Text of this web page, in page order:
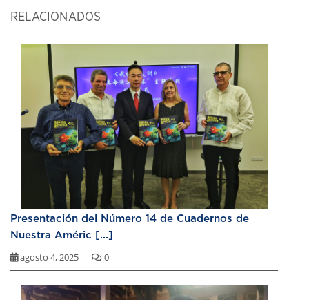
RELACIONADOS
Presentación del Número 14 de Cuadernos de
Nuestra Améric [...]
agosto 4, 2025 0